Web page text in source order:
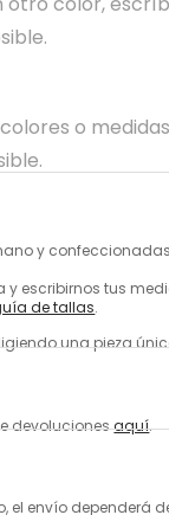
o
y
y escribirnos tus
de tallas.
una pieza
devolucionesaquí.
el envío dependerá